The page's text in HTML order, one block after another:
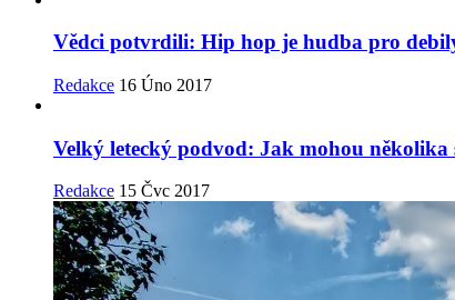
Vědci potvrdili: Hip hop je hudba pro
Redakce 16 Úno 2017
Velký letecký podvod: Jak mohou několika
Redakce 15 Čvc 2017